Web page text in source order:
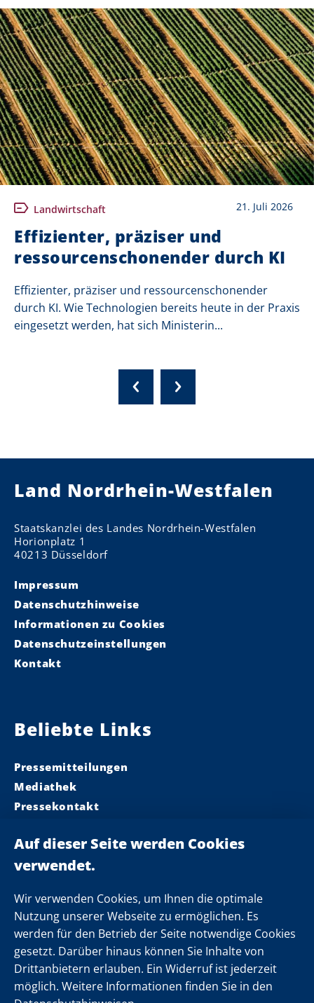
Wir verwenden Cookies, um Ihnen die optimale
Nutzung unserer Webseite zu ermöglichen. Es
werden für den Betrieb der Seite notwendige Cookies
gesetzt. Darüber hinaus können Sie Inhalte von
Drittanbietern erlauben. Ein Widerruf ist jederzeit
möglich. Weitere Informationen finden Sie in den
Landwirtschaft 21. Juli 2026
Effizienter, präziser und
ressourcenschonender durch KI
Effizienter, präziser und ressourcenschonender
durch KI. Wie Technologien bereits heute in der Praxis
eingesetzt werden, hat sich Ministerin...
Land Nordrhein-Westfalen
Staatskanzlei des Landes Nordrhein-Westfalen
Horionplatz 1
40213 Düsseldorf
Impressum
Datenschutzhinweise
Informationen zu Cookies
Datenschutzeinstellungen
Kontakt
Beliebte Links
Pressemitteilungen
Mediathek
Pressekontakt
Landeskabinett
Einsamkeit
Folgen Sie uns